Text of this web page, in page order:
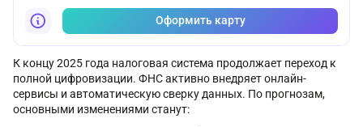
Оформить карту
К концу 2025 года налоговая система продолжает переход к
полной цифровизации. ФНС активно внедряет онлайн-
сервисы и автоматическую сверку данных. По прогнозам,
основными изменениями станут: